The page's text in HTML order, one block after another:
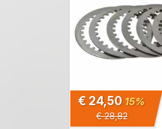
€ 24,50 15%
€ 28,82